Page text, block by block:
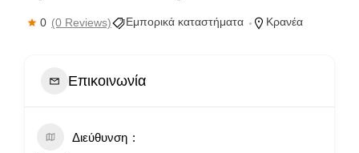
0 (0 Reviews) Εμπορικά καταστήματα Κρανέα
Επικοινωνία
Διεύθυνση